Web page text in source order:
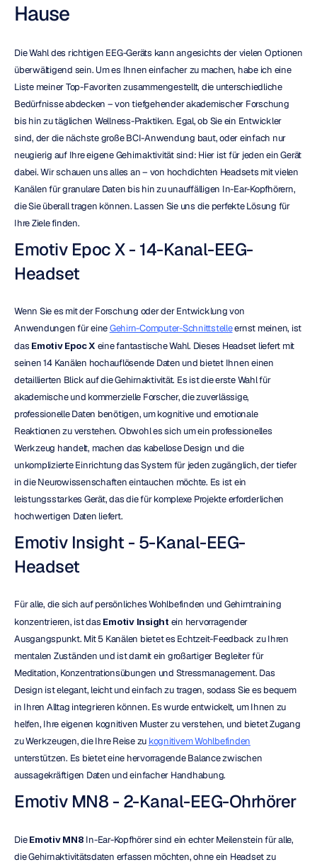
Hause
Die Wahl des richtigen EEG-Geräts kann angesichts der vielen Optionen
überwältigend sein. Um es Ihnen einfacher zu machen, habe ich eine
Liste meiner Top-Favoriten zusammengestellt, die unterschiedliche
Bedürfnisse abdecken – von tiefgehender akademischer Forschung
bis hin zu täglichen Wellness-Praktiken. Egal, ob Sie ein Entwickler
sind, der die nächste große BCI-Anwendung baut, oder einfach nur
neugierig auf Ihre eigene Gehirnaktivität sind: Hier ist für jeden ein Gerät
dabei. Wir schauen uns alles an – von hochdichten Headsets mit vielen
Kanälen für granulare Daten bis hin zu unauffälligen In-Ear-Kopfhörern,
die Sie überall tragen können. Lassen Sie uns die perfekte Lösung für
Ihre Ziele finden.
Emotiv Epoc X - 14-Kanal-EEG-
Headset
Wenn Sie es mit der Forschung oder der Entwicklung von
Anwendungen für eine Gehirn-Computer-Schnittstelle ernst meinen, ist
das Emotiv Epoc X eine fantastische Wahl. Dieses Headset liefert mit
seinen 14 Kanälen hochauflösende Daten und bietet Ihnen einen
detaillierten Blick auf die Gehirnaktivität. Es ist die erste Wahl für
akademische und kommerzielle Forscher, die zuverlässige,
professionelle Daten benötigen, um kognitive und emotionale
Reaktionen zu verstehen. Obwohl es sich um ein professionelles
Werkzeug handelt, machen das kabellose Design und die
unkomplizierte Einrichtung das System für jeden zugänglich, der tiefer
in die Neurowissenschaften eintauchen möchte. Es ist ein
leistungsstarkes Gerät, das die für komplexe Projekte erforderlichen
hochwertigen Daten liefert.
Emotiv Insight - 5-Kanal-EEG-
Headset
Für alle, die sich auf persönliches Wohlbefinden und Gehirntraining
konzentrieren, ist das Emotiv Insight ein hervorragender
Ausgangspunkt. Mit 5 Kanälen bietet es Echtzeit-Feedback zu Ihren
mentalen Zuständen und ist damit ein großartiger Begleiter für
Meditation, Konzentrationsübungen und Stressmanagement. Das
Design ist elegant, leicht und einfach zu tragen, sodass Sie es bequem
in Ihren Alltag integrieren können. Es wurde entwickelt, um Ihnen zu
helfen, Ihre eigenen kognitiven Muster zu verstehen, und bietet Zugang
zu Werkzeugen, die Ihre Reise zu kognitivem Wohlbefinden
unterstützen. Es bietet eine hervorragende Balance zwischen
aussagekräftigen Daten und einfacher Handhabung.
Emotiv MN8 - 2-Kanal-EEG-Ohrhörer
Die Emotiv MN8 In-Ear-Kopfhörer sind ein echter Meilenstein für alle,
die Gehirnaktivitätsdaten erfassen möchten, ohne ein Headset zu